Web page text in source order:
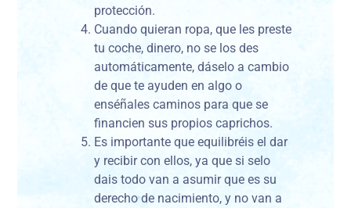
protección.
Cuando quieran ropa, que les preste
tu coche, dinero, no se los des
automáticamente, dáselo a cambio
de que te ayuden en algo o
enséñales caminos para que se
financien sus propios caprichos.
Es importante que equilibréis el dar
y recibir con ellos, ya que si selo
dais todo van a asumir que es su
derecho de nacimiento, y no van a